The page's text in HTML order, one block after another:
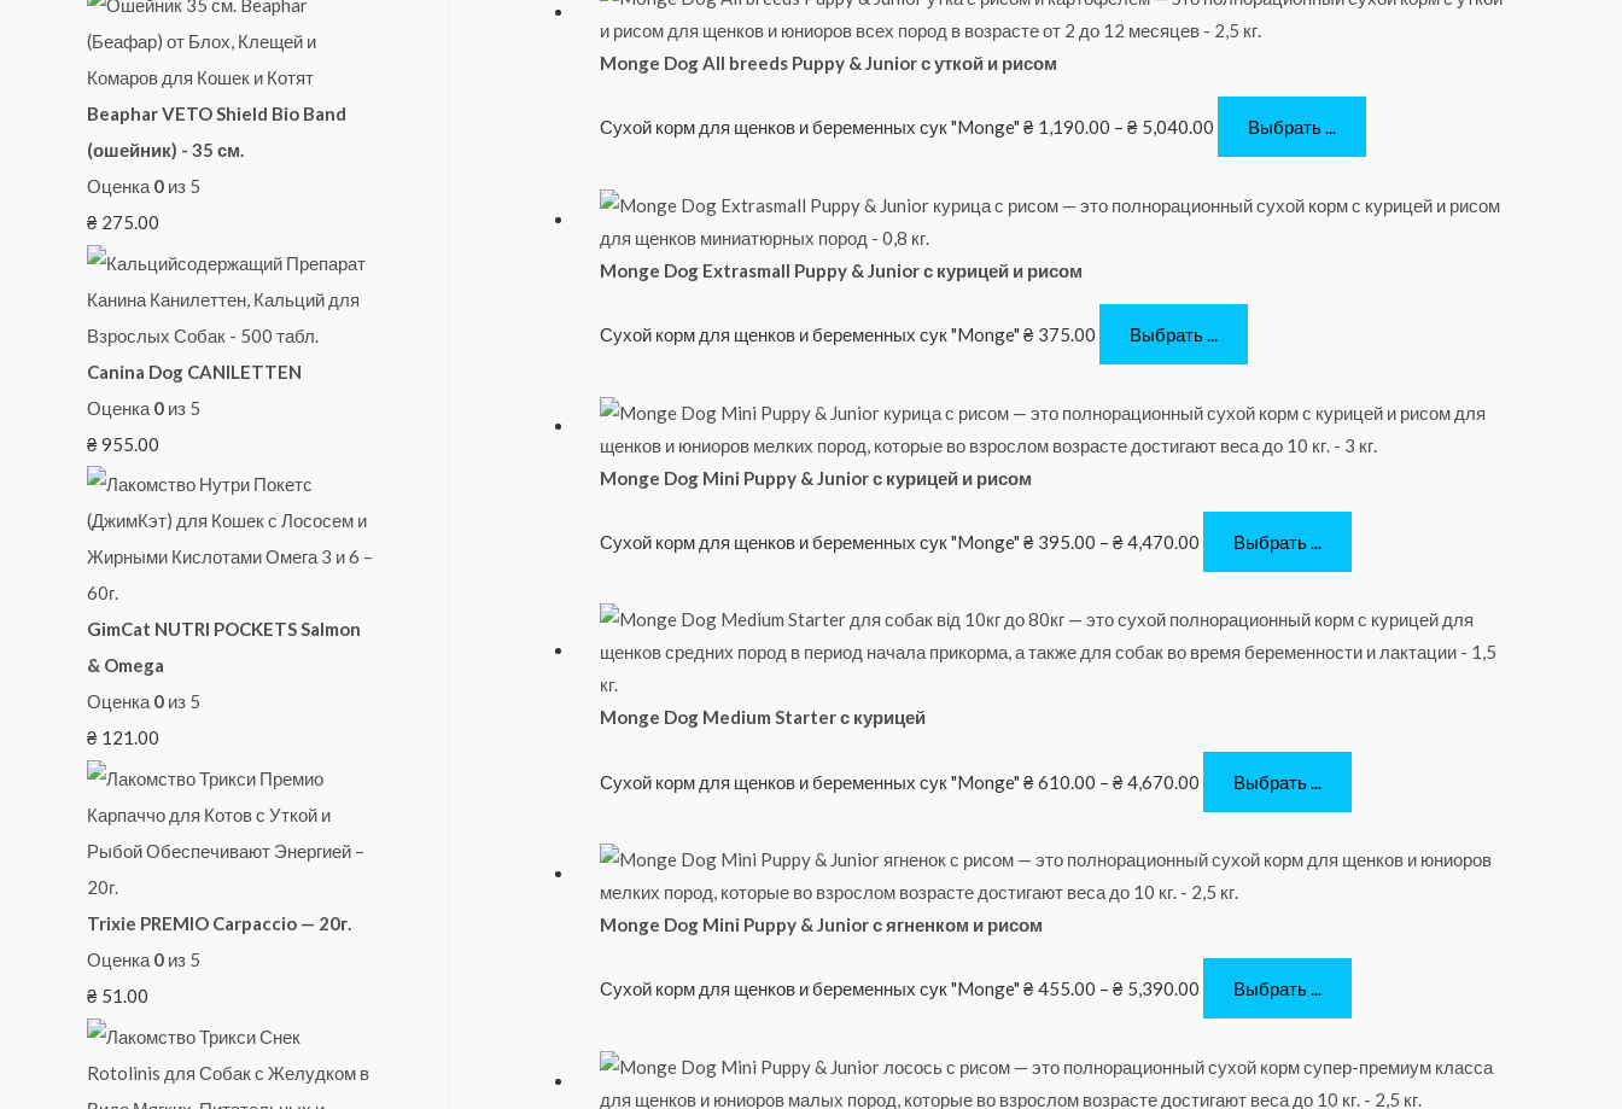
Beaphar VETO Shield Bio Band
(ошейник) - 35 см.
Оценка 0 из 5
₴ 275.00
Canina Dog CANILETTEN
Оценка 0 из 5
₴ 955.00
GimCat NUTRI POCKETS Salmon
& Omega
Оценка 0 из 5
₴ 121.00
Trixie PREMIO Carpaccio — 20г.
Оценка 0 из 5
₴ 51.00
Monge Dog All breeds Puppy & Junior с уткой и рисом
Сухой корм для щенков и беременных сук "Monge" ₴ 1,190.00 – ₴ 5,040.00 Выбрать ...
Monge Dog Extrasmall Puppy & Junior с курицей и рисом
Сухой корм для щенков и беременных сук "Monge" ₴ 375.00 Выбрать ...
Monge Dog Mini Puppy & Junior с курицей и рисом
Сухой корм для щенков и беременных сук "Monge" ₴ 395.00 – ₴ 4,470.00 Выбрать ...
Monge Dog Medium Starter с курицей
Сухой корм для щенков и беременных сук "Monge" ₴ 610.00 – ₴ 4,670.00 Выбрать ...
Monge Dog Mini Puppy & Junior с ягненком и рисом
Сухой корм для щенков и беременных сук "Monge" ₴ 455.00 – ₴ 5,390.00 Выбрать ...